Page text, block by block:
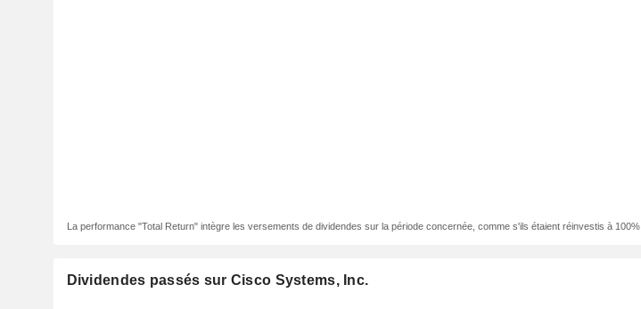
La performance "Total Return" intègre les versements de dividendes sur la période concernée, comme s'ils étaient réinvestis à 100%.
Dividendes passés sur Cisco Systems, Inc.